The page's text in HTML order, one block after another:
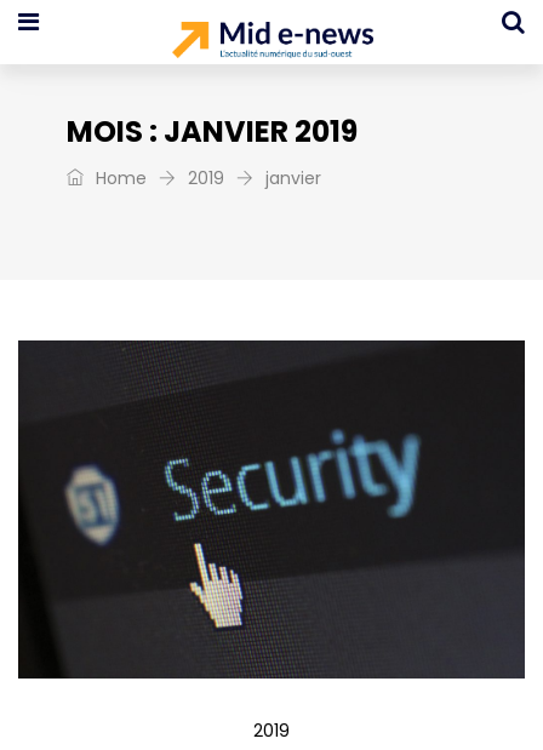
MOIS : JANVIER 2019
Home 2019 janvier
2019